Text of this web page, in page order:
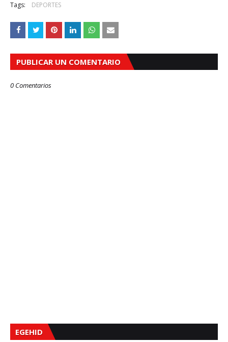
Tags: DEPORTES
PUBLICAR UN COMENTARIO
0 Comentarios
EGEHID